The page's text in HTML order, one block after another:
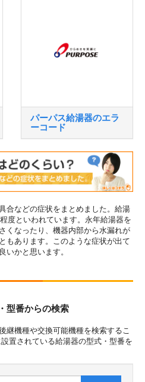
パーパス給湯器のエラ
ーコード
合などの症状をまとめました。給湯
度といわれています。永年給湯器を
くなったり、機器内部から水漏れが
もあります。このような症状が出て
いかと思います。
型番からの検索
継機種や交換可能機種を検索するこ
置されている給湯器の型式・型番を